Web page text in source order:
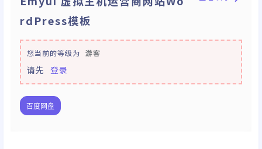
rdPress模板
您当前的等级为 游客
请先 登录
百度网盘